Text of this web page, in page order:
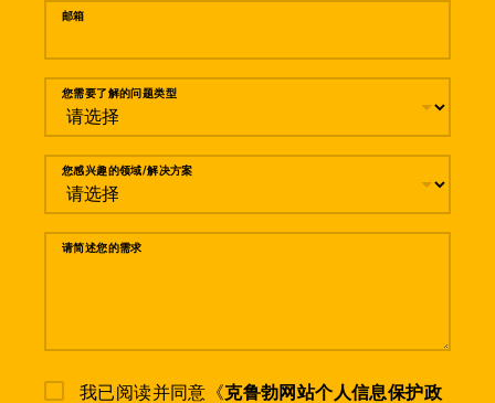
邮箱
您需要了解的问题类型
您感兴趣的领域/解决方案
请简述您的需求
我已阅读并同意《克鲁勃网站个人信息保护政